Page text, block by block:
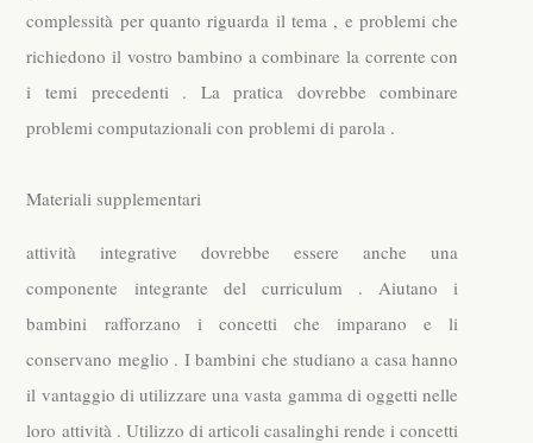
complessità per quanto riguarda il tema , e problemi che
richiedono il vostro bambino a combinare la corrente con
i temi precedenti . La pratica dovrebbe combinare
problemi computazionali con problemi di parola .
Materiali supplementari
attività integrative dovrebbe essere anche una
componente integrante del curriculum . Aiutano i
bambini rafforzano i concetti che imparano e li
conservano meglio . I bambini che studiano a casa hanno
il vantaggio di utilizzare una vasta gamma di oggetti nelle
loro attività . Utilizzo di articoli casalinghi rende i concetti